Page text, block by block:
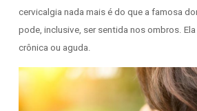
cervicalgia nada mais é do que a famosa
pode, inclusive, ser sentida nos ombros.
crônica ou aguda.